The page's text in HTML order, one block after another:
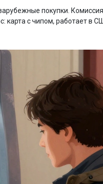
покупки.
карта с чипом, работает в